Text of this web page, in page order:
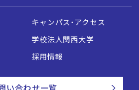
キャンパス・アクセス
学校法人関西大学
採用情報
い合わせ一覧